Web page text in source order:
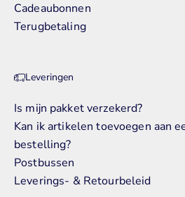
Cadeaubonnen
Terugbetaling
Leveringen
Is mijn pakket verzekerd?
Kan ik artikelen toevoegen aan
bestelling?
Postbussen
Leverings- & Retourbeleid